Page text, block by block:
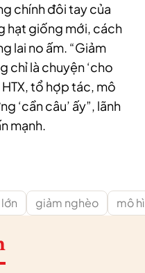
chính đôi tay của
hạt giống mới, cách
lai no ấm. “Giảm
chỉ là chuyện ‘cho
HTX, tổ hợp tác, mô
‘cần câu’ ấy”, lãnh
mạnh.
giảm nghèo mô